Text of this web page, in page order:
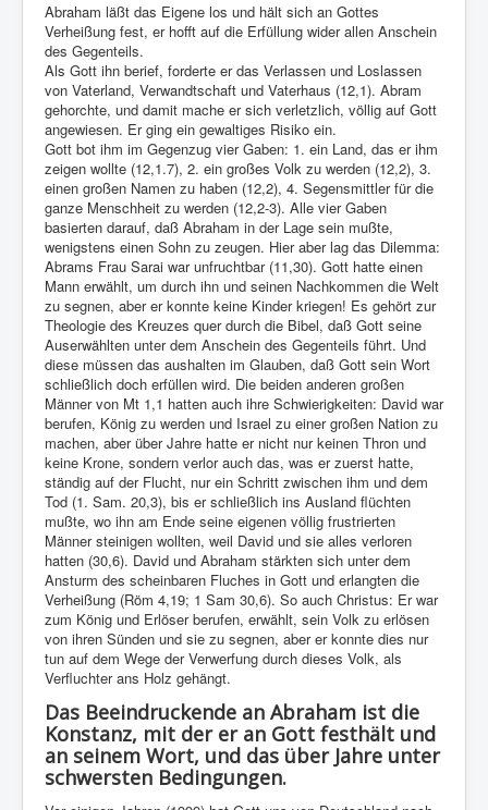
Abraham läßt das Eigene los und hält sich an Gottes
Verheißung fest, er hofft auf die Erfüllung wider allen Anschein
des Gegenteils.
Als Gott ihn berief, forderte er das Verlassen und Loslassen
von Vaterland, Verwandtschaft und Vaterhaus (12,1). Abram
gehorchte, und damit mache er sich verletzlich, völlig auf Gott
angewiesen. Er ging ein gewaltiges Risiko ein.
Gott bot ihm im Gegenzug vier Gaben: 1. ein Land, das er ihm
zeigen wollte (12,1.7), 2. ein großes Volk zu werden (12,2), 3.
einen großen Namen zu haben (12,2), 4. Segensmittler für die
ganze Menschheit zu werden (12,2-3). Alle vier Gaben
basierten darauf, daß Abraham in der Lage sein mußte,
wenigstens einen Sohn zu zeugen. Hier aber lag das Dilemma:
Abrams Frau Sarai war unfruchtbar (11,30). Gott hatte einen
Mann erwählt, um durch ihn und seinen Nachkommen die Welt
zu segnen, aber er konnte keine Kinder kriegen! Es gehört zur
Theologie des Kreuzes quer durch die Bibel, daß Gott seine
Auserwählten unter dem Anschein des Gegenteils führt. Und
diese müssen das aushalten im Glauben, daß Gott sein Wort
schließlich doch erfüllen wird. Die beiden anderen großen
Männer von Mt 1,1 hatten auch ihre Schwierigkeiten: David war
berufen, König zu werden und Israel zu einer großen Nation zu
machen, aber über Jahre hatte er nicht nur keinen Thron und
keine Krone, sondern verlor auch das, was er zuerst hatte,
ständig auf der Flucht, nur ein Schritt zwischen ihm und dem
Tod (1. Sam. 20,3), bis er schließlich ins Ausland flüchten
mußte, wo ihn am Ende seine eigenen völlig frustrierten
Männer steinigen wollten, weil David und sie alles verloren
hatten (30,6). David und Abraham stärkten sich unter dem
Ansturm des scheinbaren Fluches in Gott und erlangten die
Verheißung (Röm 4,19; 1 Sam 30,6). So auch Christus: Er war
zum König und Erlöser berufen, erwählt, sein Volk zu erlösen
von ihren Sünden und sie zu segnen, aber er konnte dies nur
tun auf dem Wege der Verwerfung durch dieses Volk, als
Verfluchter ans Holz gehängt.
Das Beeindruckende an Abraham ist die
Konstanz, mit der er an Gott festhält und
an seinem Wort, und das über Jahre unter
schwersten Bedingungen.